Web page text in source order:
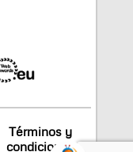
Términos y
condiciones